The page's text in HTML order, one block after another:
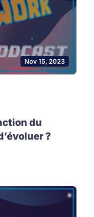
Nov 15, 2023
du
?